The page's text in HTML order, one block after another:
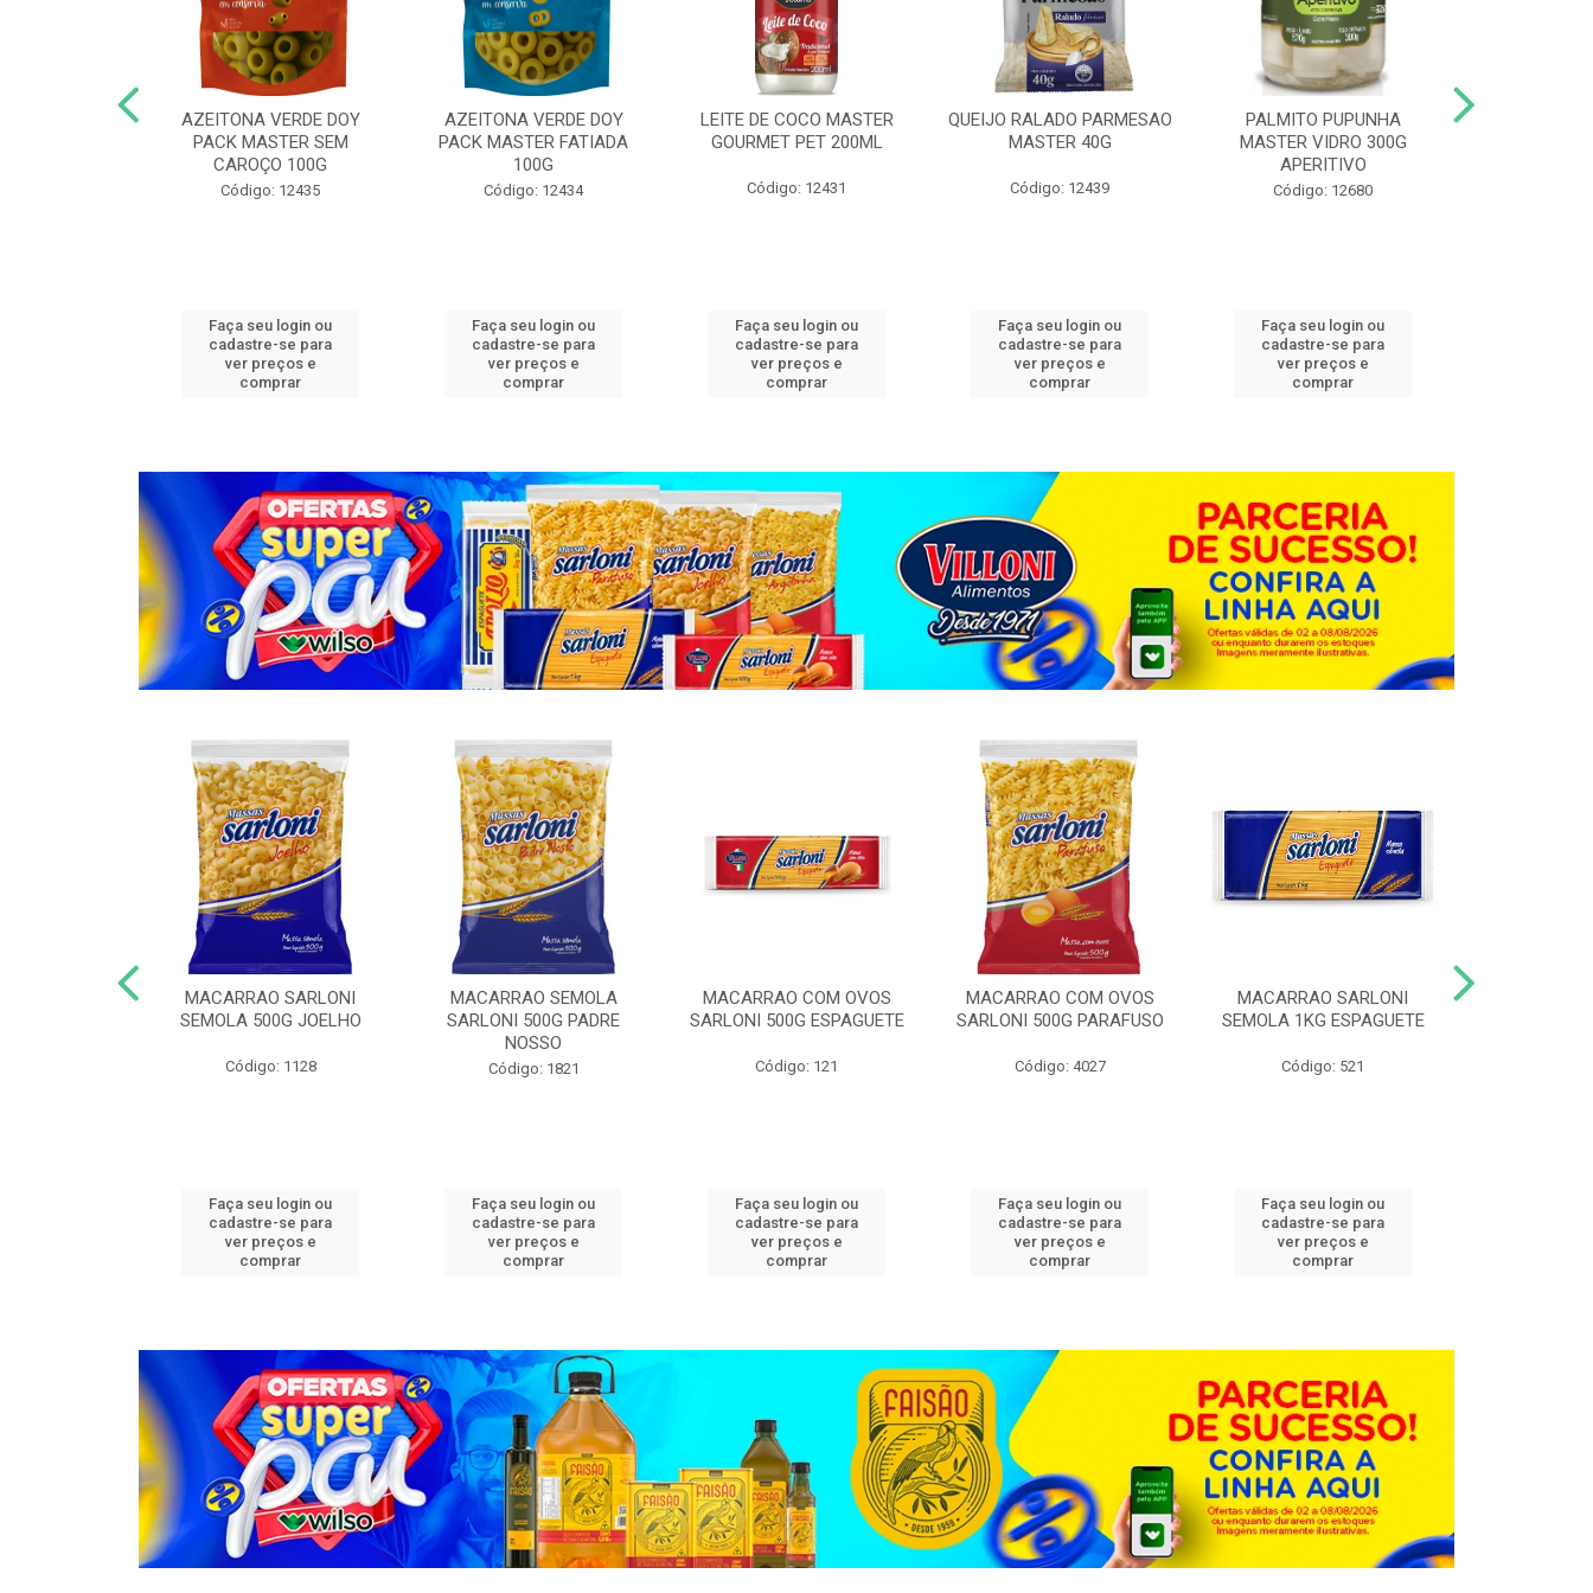
AZEITONA VERDE DOY
PACK MASTER SEM
CAROÇO 100G
Código: 12435
Faça seu login ou
cadastre-se para
ver preços e
comprar
AZEITONA VERDE DOY
PACK MASTER FATIADA
100G
Código: 12434
Faça seu login ou
cadastre-se para
ver preços e
comprar
LEITE DE COCO MASTER
GOURMET PET 200ML
Código: 12431
Faça seu login ou
cadastre-se para
ver preços e
comprar
QUEIJO RALADO PARMESAO
MASTER 40G
Código: 12439
Faça seu login ou
cadastre-se para
ver preços e
comprar
PALMITO PUPUNHA
MASTER VIDRO 300G
APERITIVO
Código: 12680
Faça seu login ou
cadastre-se para
ver preços e
comprar
MACARRAO SARLONI
SEMOLA 500G JOELHO
Código: 1128
Faça seu login ou
cadastre-se para
ver preços e
comprar
MACARRAO SEMOLA
SARLONI 500G PADRE
NOSSO
Código: 1821
Faça seu login ou
cadastre-se para
ver preços e
comprar
MACARRAO COM OVOS
SARLONI 500G ESPAGUETE
Código: 121
Faça seu login ou
cadastre-se para
ver preços e
comprar
MACARRAO COM OVOS
SARLONI 500G PARAFUSO
Código: 4027
Faça seu login ou
cadastre-se para
ver preços e
comprar
MACARRAO SARLONI
SEMOLA 1KG ESPAGUETE
Código: 521
Faça seu login ou
cadastre-se para
ver preços e
comprar